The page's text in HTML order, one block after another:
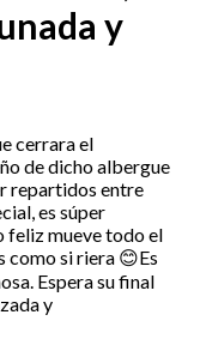
y
cerrara el
de dicho albergue
repartidos entre
es súper
feliz mueve todo el
como si riera 😊Es
Espera su final
y